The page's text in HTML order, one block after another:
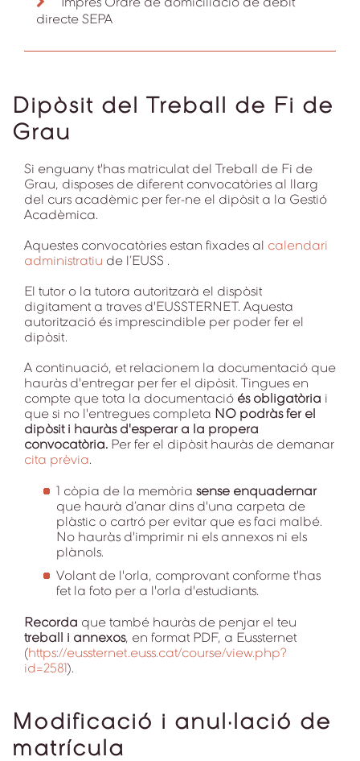
directe SEPA
Dipòsit del Treball de Fi de
Grau
Si enguany t'has matriculat del Treball de Fi de
Grau, disposes de diferent convocatòries al llarg
del curs acadèmic per fer-ne el dipòsit a la Gestió
Acadèmica.
Aquestes convocatòries estan fixades al calendari
administratiu de l’EUSS .
El tutor o la tutora autoritzarà el dispòsit
digitament a traves d'EUSSTERNET. Aquesta
autorització és imprescindible per poder fer el
dipòsit.
A continuació, et relacionem la documentació que
hauràs d'entregar per fer el dipòsit. Tingues en
compte que tota la documentació és obligatòria i
que si no l'entregues completa NO podràs fer el
dipòsit i hauràs d'esperar a la propera
convocatòria. Per fer el dipòsit hauràs de demanar
cita prèvia.
1 còpia de la memòria sense enquadernar
que haurà d’anar dins d'una carpeta de
plàstic o cartró per evitar que es faci malbé.
No hauràs d'imprimir ni els annexos ni els
plànols.
Volant de l'orla, comprovant conforme t'has
fet la foto per a l'orla d'estudiants.
Recorda que també hauràs de penjar el teu
treball i annexos, en format PDF, a Eussternet
(https://eussternet.euss.cat/course/view.php?
id=2581).
Modificació i anul·lació de
matrícula